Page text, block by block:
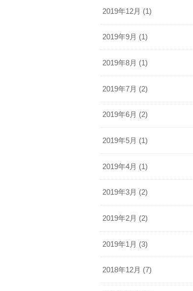
2019年12月 (1)
2019年9月 (1)
2019年8月 (1)
2019年7月 (2)
2019年6月 (2)
2019年5月 (1)
2019年4月 (1)
2019年3月 (2)
2019年2月 (2)
2019年1月 (3)
2018年12月 (7)